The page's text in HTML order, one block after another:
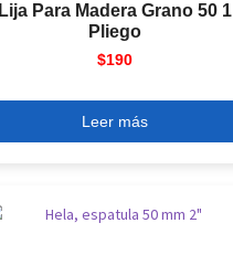
Lija Para Madera Grano 50 1
Pliego
$190
Leer más